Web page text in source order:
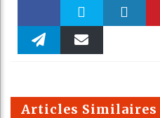
Faceboo Twitter
m
Articles Similaires